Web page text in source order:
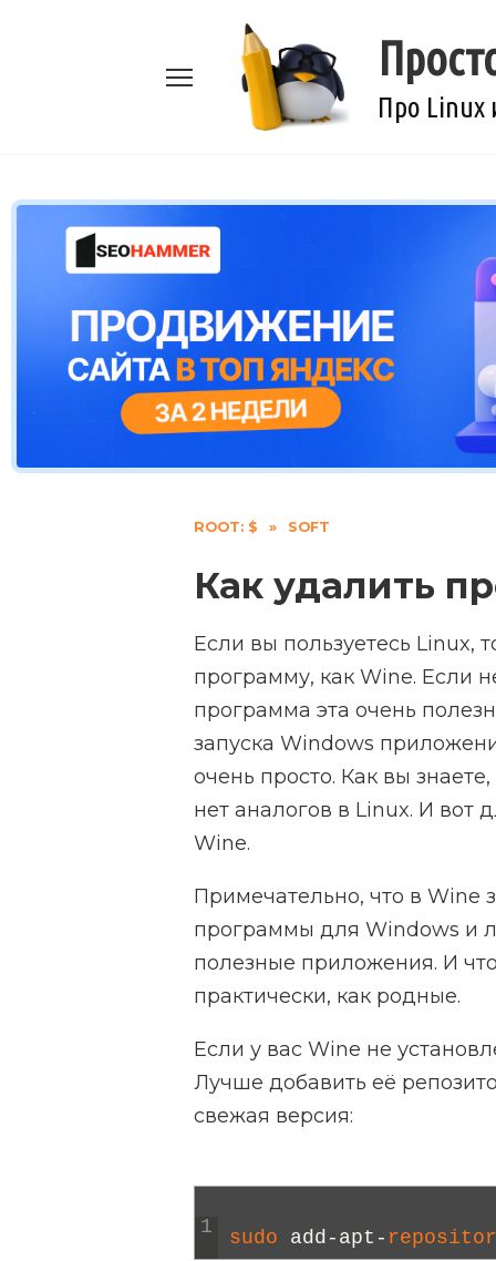
Про Linux
ROOT: $ » SOFT
Как удалить
Если вы пользуетесь Linux,
программу, как Wine. Если
программа эта очень
запуска Windows
очень просто. Как вы
нет аналогов в Linux. И вот
Wine.
Примечательно, что в Wine
программы для Windows и
полезные приложения. И
практически, как родные.
Если у вас Wine не
Лучше добавить её
свежая версия:
1 sudo add - apt -